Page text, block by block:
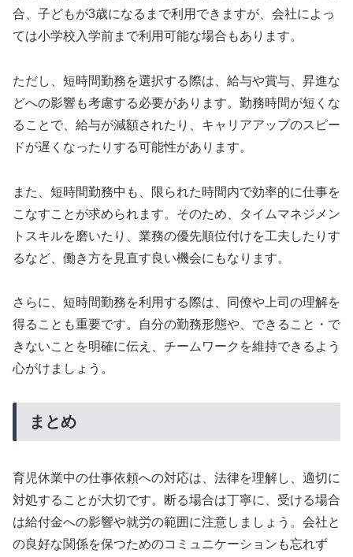
合、子どもが3歳になるまで利用できますが、会社によっ
ては小学校入学前まで利用可能な場合もあります。
ただし、短時間勤務を選択する際は、給与や賞与、昇進な
どへの影響も考慮する必要があります。勤務時間が短くな
ることで、給与が減額されたり、キャリアアップのスピー
ドが遅くなったりする可能性があります。
また、短時間勤務中も、限られた時間内で効率的に仕事を
こなすことが求められます。そのため、タイムマネジメン
トスキルを磨いたり、業務の優先順位付けを工夫したりす
るなど、働き方を見直す良い機会にもなります。
さらに、短時間勤務を利用する際は、同僚や上司の理解を
得ることも重要です。自分の勤務形態や、できること・で
きないことを明確に伝え、チームワークを維持できるよう
心がけましょう。
まとめ
育児休業中の仕事依頼への対応は、法律を理解し、適切に
対処することが大切です。断る場合は丁寧に、受ける場合
は給付金への影響や就労の範囲に注意しましょう。会社と
の良好な関係を保つためのコミュニケーションも忘れず